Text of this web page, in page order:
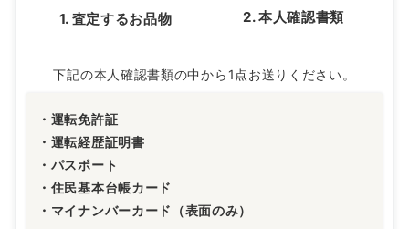
1. 査定するお品物 2. 本人確認書類
下記の本人確認書類の中から1点お送りください。
・運転免許証
・運転経歴証明書
・パスポート
・住民基本台帳カード
・マイナンバーカード（表面のみ）